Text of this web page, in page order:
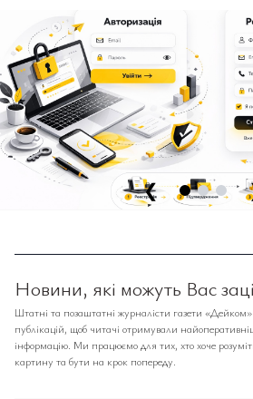
❮
Новини, які можуть Вас
Штатні та позаштатні журналісти газети
публікацій, щоб читачі отримували
інформацію. Ми працюємо для тих, хто хоче
картину та бути на крок попереду.